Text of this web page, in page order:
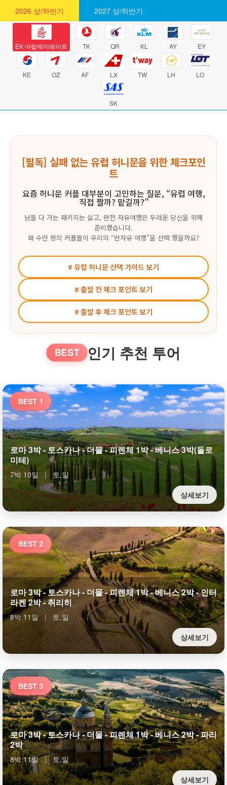
2026 상/하반기 2027 상/하반기
EK 아랍에미레이트 TK QR KL AY EY
KE OZ AF LX TW LH LO
SK
[필독] 실패 없는 유럽 허니문을 위한 체크포인
트
요즘 허니문 커플 대부분이 고민하는 질문, “유럽 여행,
직접 짤까? 맡길까?”
남들 다 가는 패키지는 싫고, 완전 자유여행은 두려운 당신을 위해
준비했습니다.
왜 수만 쌍의 커플들이 우리의 “반자유 여행”을 선택 했을까요?
# 유럽 허니문 선택 가이드 보기
# 출발 전 체크 포인트 보기
# 출발 후 체크 포인트 보기
BEST 인기 추천 투어
BEST 1
로마 3박 - 토스카나 - 더몰 - 피렌체 1박 - 베니스 3박(돌로
미테)
7박 10일 |
토,일
상세보기
BEST 2
로마 3박 - 토스카나 - 더몰 - 피렌체 1박 - 베니스 2박 - 인터
라켄 2박 - 취리히
8박 11일 |
토,일
상세보기
BEST 3
로마 3박 - 토스카나 - 더몰 - 피렌체 1박 - 베니스 2박 - 파리
2박
8박 11일 |
토,일
상세보기